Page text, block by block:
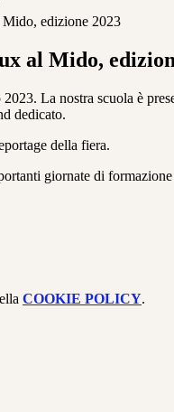
edizione 2023
al Mido,
La nostra scuola è
dedicato.
della fiera.
giornate di formazione
COOKIE POLICY.